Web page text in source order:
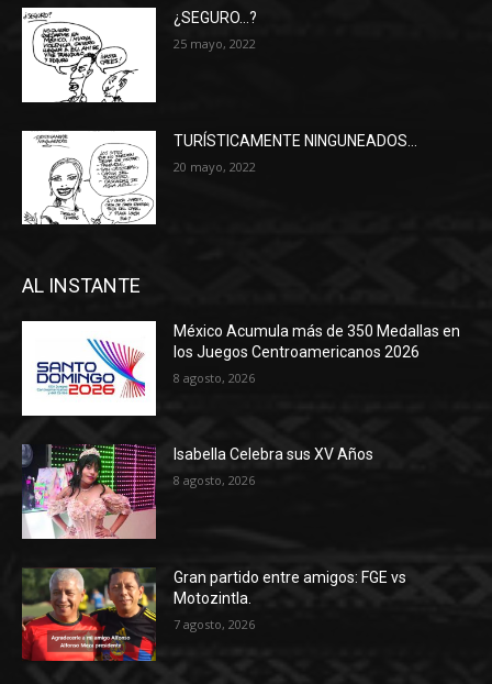
¿SEGURO…?
25 mayo, 2022
TURÍSTICAMENTE NINGUNEADOS…
20 mayo, 2022
AL INSTANTE
México Acumula más de 350 Medallas en
los Juegos Centroamericanos 2026
8 agosto, 2026
Isabella Celebra sus XV Años
8 agosto, 2026
Gran partido entre amigos: FGE vs
Motozintla.
7 agosto, 2026